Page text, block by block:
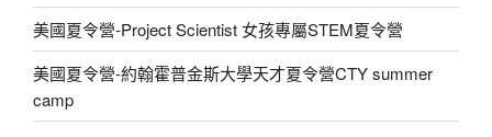
美國夏令營-Project Scientist 女孩專屬STEM夏令營
美國夏令營-約翰霍普金斯大學天才夏令營CTY summer
camp